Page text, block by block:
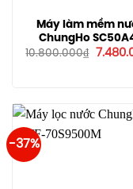
Máy làm mềm
ChungHo
10.800.000₫
Giá
-37%